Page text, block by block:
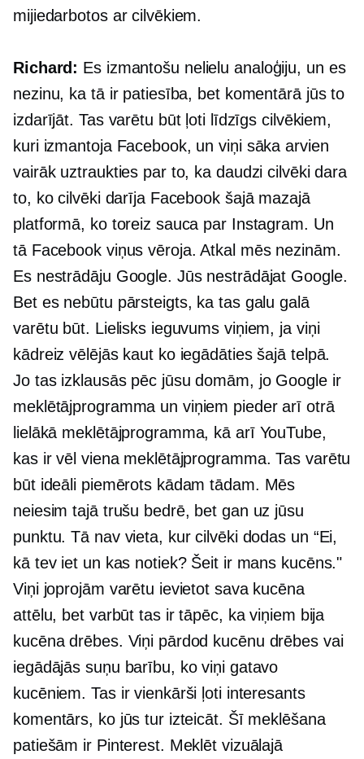
mijiedarbotos ar cilvēkiem.
Richard: Es izmantošu nelielu analoģiju, un es
nezinu, ka tā ir patiesība, bet komentārā jūs to
izdarījāt. Tas varētu būt ļoti līdzīgs cilvēkiem,
kuri izmantoja Facebook, un viņi sāka arvien
vairāk uztraukties par to, ka daudzi cilvēki dara
to, ko cilvēki darīja Facebook šajā mazajā
platformā, ko toreiz sauca par Instagram. Un
tā Facebook viņus vēroja. Atkal mēs nezinām.
Es nestrādāju Google. Jūs nestrādājat Google.
Bet es nebūtu pārsteigts, ka tas galu galā
varētu būt. Lielisks ieguvums viņiem, ja viņi
kādreiz vēlējās kaut ko iegādāties šajā telpā.
Jo tas izklausās pēc jūsu domām, jo ​​Google ir
meklētājprogramma un viņiem pieder arī otrā
lielākā meklētājprogramma, kā arī YouTube,
kas ir vēl viena meklētājprogramma. Tas varētu
būt ideāli piemērots kādam tādam. Mēs
neiesim tajā trušu bedrē, bet gan uz jūsu
punktu. Tā nav vieta, kur cilvēki dodas un “Ei,
kā tev iet un kas notiek? Šeit ir mans kucēns."
Viņi joprojām varētu ievietot sava kucēna
attēlu, bet varbūt tas ir tāpēc, ka viņiem bija
kucēna drēbes. Viņi pārdod kucēnu drēbes vai
iegādājās suņu barību, ko viņi gatavo
kucēniem. Tas ir vienkārši ļoti interesants
komentārs, ko jūs tur izteicāt. Šī meklēšana
patiešām ir Pinterest. Meklēt vizuālajā